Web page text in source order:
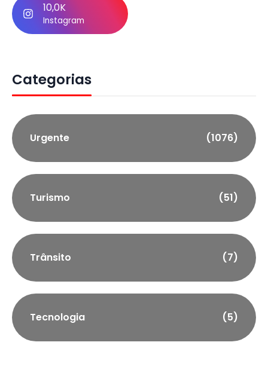
10,0K
Instagram
Categorias
Urgente (1076)
Turismo (51)
Trânsito (7)
Tecnologia (5)